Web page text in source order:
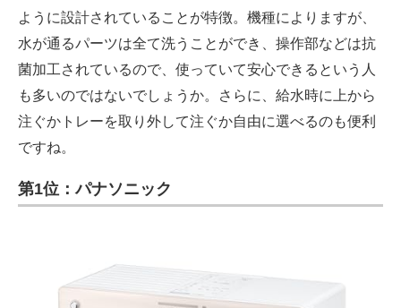
ように設計されていることが特徴。機種によりますが、
水が通るパーツは全て洗うことができ、操作部などは抗
菌加工されているので、使っていて安心できるという人
も多いのではないでしょうか。さらに、給水時に上から
注ぐかトレーを取り外して注ぐか自由に選べるのも便利
ですね。
第1位：パナソニック